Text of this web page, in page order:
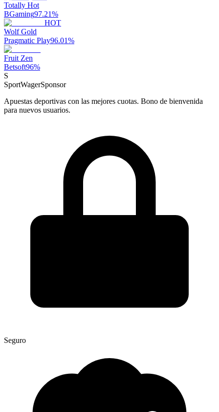
Totally Hot
BGaming97.21%
HOT
Wolf Gold
Pragmatic Play96.01%
Fruit Zen
Betsoft96%
S
SportWagerSponsor
Apuestas deportivas con las mejores cuotas. Bono de bienvenida
para nuevos usuarios.
Seguro